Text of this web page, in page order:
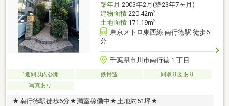
築年月 2003年2月(築23年7ヶ月)
建物面積220.42m2
土地面積171.19m2
東京メトロ東西線 南行徳駅 徒歩6
分
千葉県市川市南行徳１丁目
1週間以内公開 鉄骨造
間取り図あり
写真あり
★南行徳駅徒歩6分★満室稼働中★土地約51坪★